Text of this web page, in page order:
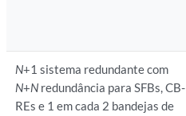
N+1 sistema redundante com
N+N redundância para SFBs, CB-
REs e 1 em cada 2 bandejas de